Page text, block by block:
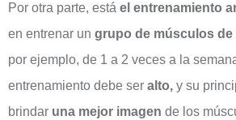
Por otra parte, está el entrenamiento
en entrenar un grupo de músculos de
por ejemplo, de 1 a 2 veces a la
entrenamiento debe ser alto, y su
brindar una mejor imagen de los